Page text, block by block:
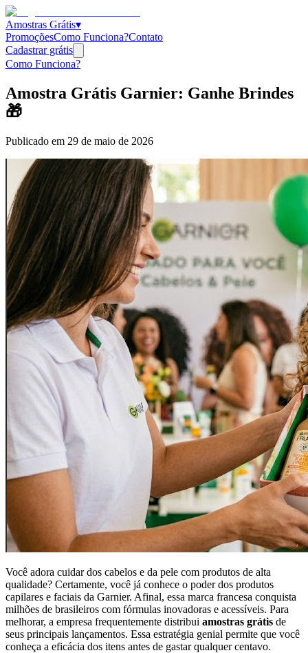
Amostras Grátis▾
PromoçõesComo Funciona?Contato
Cadastrar grátis
Como Funciona?
Amostra Grátis Garnier: Ganhe Brindes
🎁
Publicado em 29 de maio de 2026
Você adora cuidar dos cabelos e da pele com produtos de alta
qualidade? Certamente, você já conhece o poder dos produtos
capilares e faciais da Garnier. Afinal, essa marca francesa conquista
milhões de brasileiros com fórmulas inovadoras e acessíveis. Para
melhorar, a empresa frequentemente distribui amostras grátis de
seus principais lançamentos. Essa estratégia genial permite que você
conheça a eficácia dos itens antes de gastar qualquer centavo.